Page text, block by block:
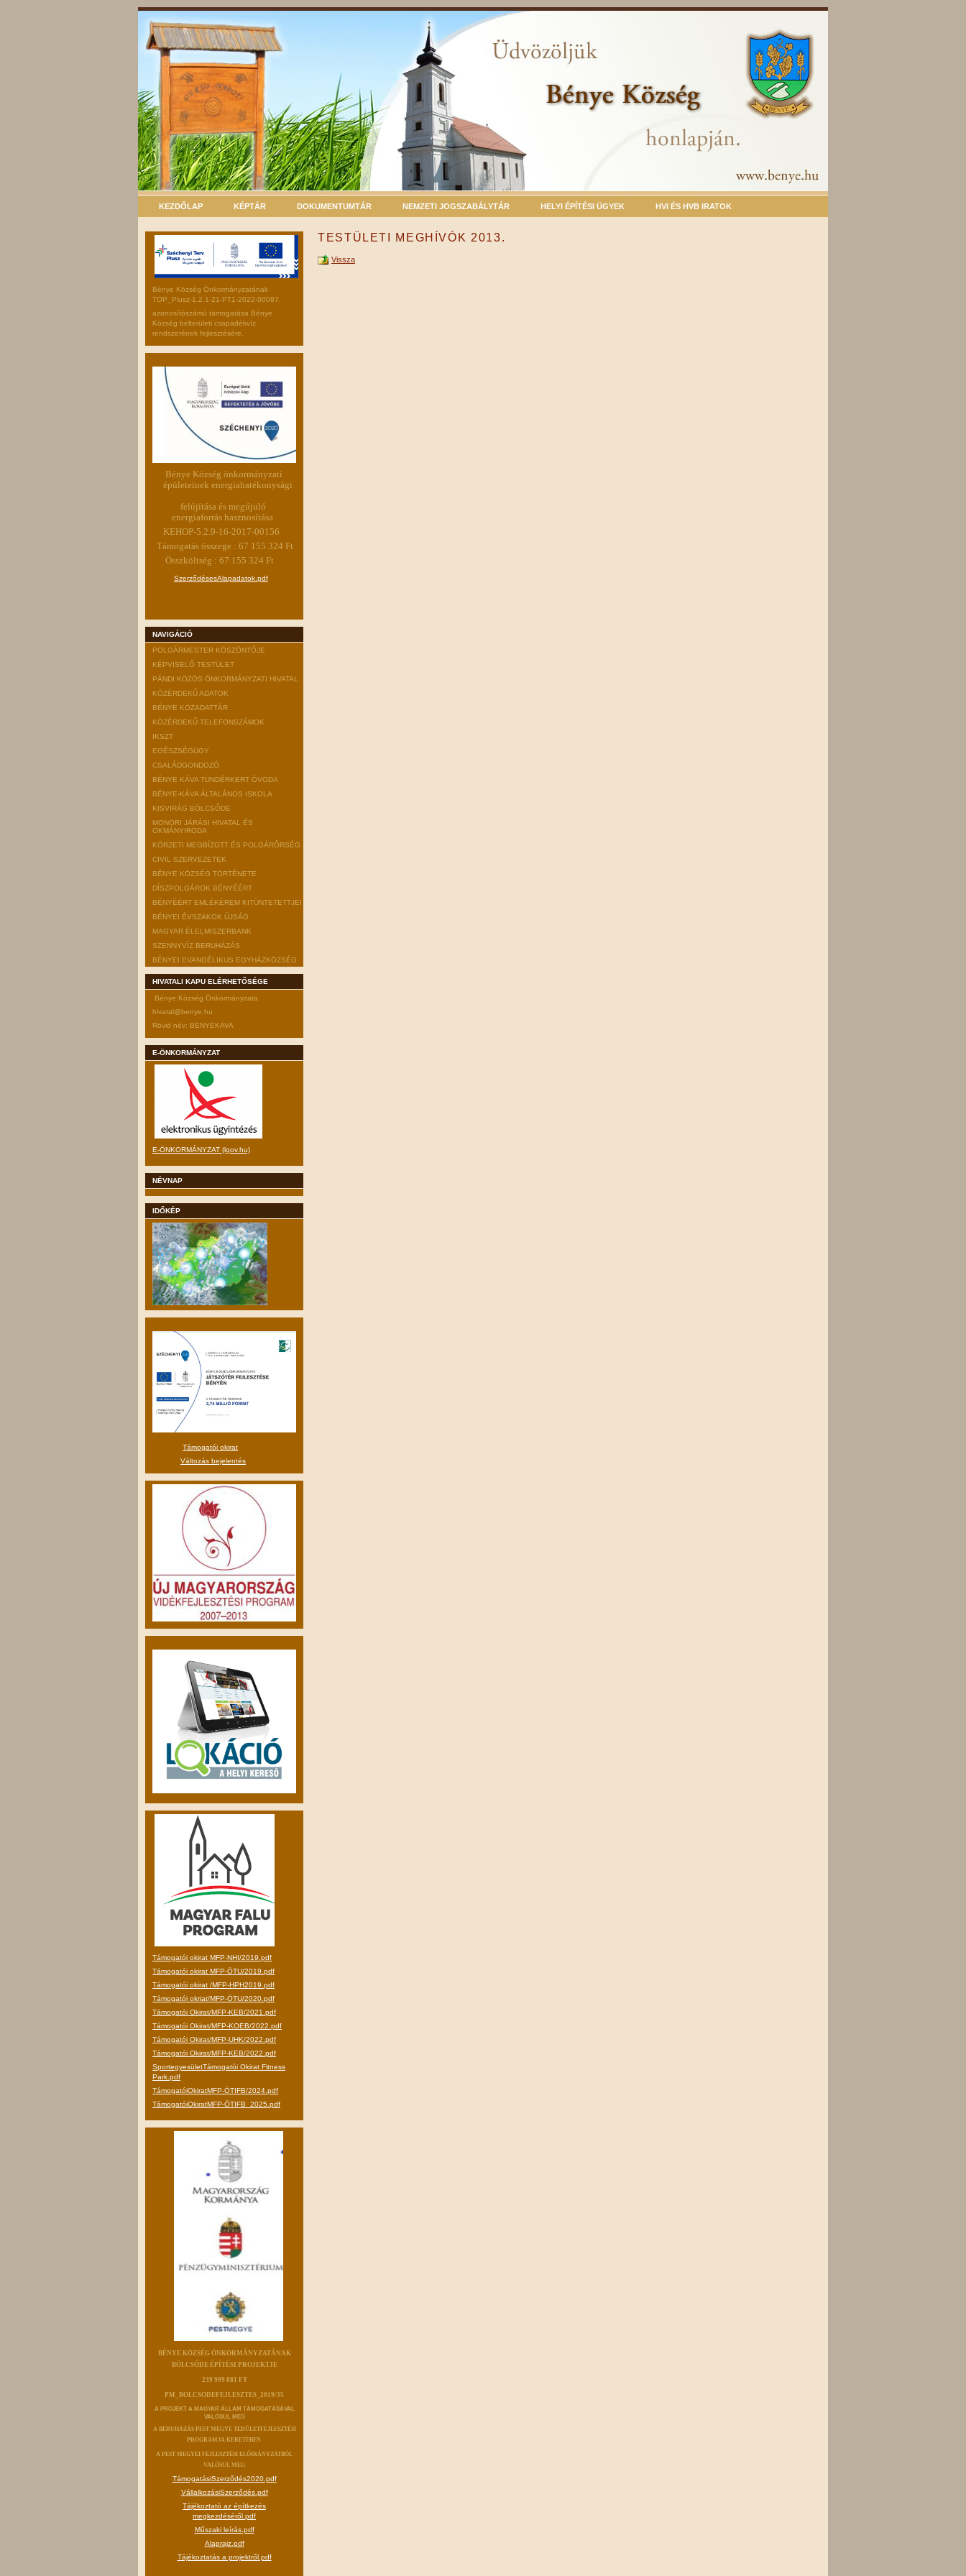
KEZDŐLAP KÉPTÁR DOKUMENTUMTÁR NEMZETI JOGSZABÁLYTÁR HELYI ÉPÍTÉSI ÜGYEK HVI ÉS HVB IRATOK
Bénye Község Önkormányzatának
TOP_Plusz-1.2.1-21-PT1-2022-00087.
azonosítószámú támogatása Bénye
Község belterületi csapadékvíz
rendszerének fejlesztésére.
Bénye Község önkormányzati
épületeinek energiahatékonysági
felújítása és megújuló
energiaforrás hasznosítása
KEHOP-5.2.9-16-2017-00156
Támogatás összege : 67 155 324 Ft
Összköltség : 67 155 324 Ft
SzerződésesAlapadatok.pdf
NAVIGÁCIÓ
POLGÁRMESTER KÖSZÖNTŐJE
KÉPVISELŐ TESTÜLET
PÁNDI KÖZÖS ÖNKORMÁNYZATI HIVATAL
KÖZÉRDEKŰ ADATOK
BÉNYE KÖZADATTÁR
KÖZÉRDEKŰ TELEFONSZÁMOK
IKSZT
EGÉSZSÉGÜGY
CSALÁDGONDOZÓ
BÉNYE KÁVA TÜNDÉRKERT ÓVODA
BÉNYE-KÁVA ÁLTALÁNOS ISKOLA
KISVIRÁG BÖLCSŐDE
MONORI JÁRÁSI HIVATAL ÉS
OKMÁNYIRODA
KÖRZETI MEGBÍZOTT ÉS POLGÁRŐRSÉG
CIVIL SZERVEZETEK
BÉNYE KÖZSÉG TÖRTÉNETE
DÍSZPOLGÁROK BÉNYÉÉRT
BÉNYÉÉRT EMLÉKÉREM KITÜNTETETTJEI
BÉNYEI ÉVSZAKOK ÚJSÁG
MAGYAR ÉLELMISZERBANK
SZENNYVÍZ BERUHÁZÁS
BÉNYEI EVANGÉLIKUS EGYHÁZKÖZSÉG
HIVATALI KAPU ELÉRHETŐSÉGE
Bénye Község Önkormányzata
hivatal@benye.hu
Rövid név: BENYEKAVA
E-ÖNKORMÁNYZAT
E-ÖNKORMÁNYZAT (lgov.hu)
NÉVNAP
IDŐKÉP
Támogatói okirat
Változás bejelentés
Támogatói okirat MFP-NHI/2019.pdf
Támogatói okirat MFP-ÖTU/2019.pdf
Támogatói okirat /MFP-HPH2019.pdf
Támogatói okriat/MFP-ÖTU/2020.pdf
Támogatói Okirat/MFP-KEB/2021.pdf
Támogatói Okirat/MFP-KOEB/2022.pdf
Támogatói Okirat/MFP-UHK/2022.pdf
Támogatói Okirat/MFP-KEB/2022.pdf
SportegyesületTámogatói Okirat Fitness
Park.pdf
TámogatóiOkiratMFP-ÖTIFB/2024.pdf
TámogatóiOkiratMFP-ÖTIFB_2025.pdf
BÉNYE KÖZSÉG ÖNKORMÁNYZATÁNAK
BÖLCSŐDE ÉPÍTÉSI PROJEKTJE
239 999 881 FT
PM_BOLCSODEFEJLESZTES_2019/35
A PROJEKT A MAGYAR ÁLLAM TÁMOGATÁSÁVAL
VALÓSUL MEG
A BERUHÁZÁS PEST MEGYE TERÜLETFEJLESZTÉSI
PROGRAMJA KERETÉBEN
A PEST MEGYEI FEJLESZTÉSI ELŐIRÁNYZATBÓL
VALÓSUL MEG
TámogatásiSzerződés2020.pdf
VállalkozásiSzerződés.pdf
Tájékoztató az építkezés
megkezdéséről.pdf
Műszaki leírás.pdf
Alaprajz.pdf
Tájékoztatás a projektről.pdf
TESTÜLETI MEGHÍVÓK 2013.
Vissza